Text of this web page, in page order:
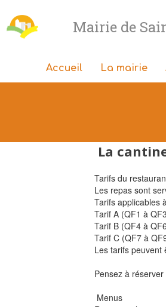
Mairie de
Accueil La mairie
La
Tarifs du
Les repas sont
Tarifs applicables
Tarif A (QF1 à
Tarif B (QF4 à
Tarif C (QF7 à
Les tarifs peuvent
Pensez à
Menus